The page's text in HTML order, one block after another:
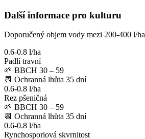
Další informace pro kulturu
Doporučený objem vody mezi 200-400 l/ha
0.6-0.8 l/ha
Padlí travní
🌱 BBCH 30 – 59
📆 Ochranná lhůta 35 dní
0.6-0.8 l/ha
Rez pšeničná
🌱 BBCH 30 – 59
📆 Ochranná lhůta 35 dní
0.6-0.8 l/ha
Rynchosporiová skvrnitost